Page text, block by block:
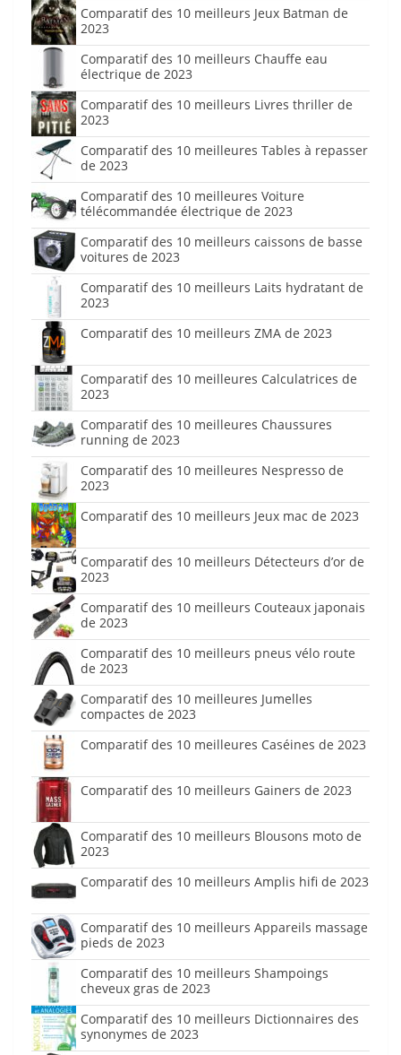
Comparatif des 10 meilleurs Jeux Batman de
2023
Comparatif des 10 meilleurs Chauffe eau
électrique de 2023
Comparatif des 10 meilleurs Livres thriller de
2023
Comparatif des 10 meilleures Tables à repasser
de 2023
Comparatif des 10 meilleures Voiture
télécommandée électrique de 2023
Comparatif des 10 meilleurs caissons de basse
voitures de 2023
Comparatif des 10 meilleurs Laits hydratant de
2023
Comparatif des 10 meilleurs ZMA de 2023
Comparatif des 10 meilleures Calculatrices de
2023
Comparatif des 10 meilleures Chaussures
running de 2023
Comparatif des 10 meilleures Nespresso de
2023
Comparatif des 10 meilleurs Jeux mac de 2023
Comparatif des 10 meilleurs Détecteurs d’or de
2023
Comparatif des 10 meilleurs Couteaux japonais
de 2023
Comparatif des 10 meilleurs pneus vélo route
de 2023
Comparatif des 10 meilleures Jumelles
compactes de 2023
Comparatif des 10 meilleures Caséines de 2023
Comparatif des 10 meilleurs Gainers de 2023
Comparatif des 10 meilleurs Blousons moto de
2023
Comparatif des 10 meilleurs Amplis hifi de 2023
Comparatif des 10 meilleurs Appareils massage
pieds de 2023
Comparatif des 10 meilleurs Shampoings
cheveux gras de 2023
Comparatif des 10 meilleurs Dictionnaires des
synonymes de 2023